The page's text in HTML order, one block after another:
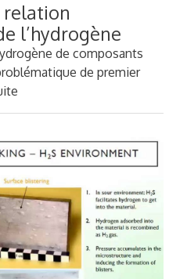
relation
l’hydrogène
de composants
de premier